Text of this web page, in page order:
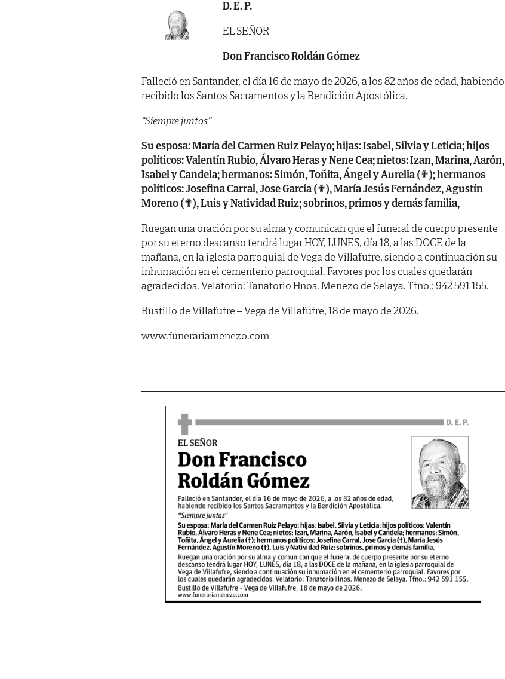
D. E. P.
EL SEÑOR
Don Francisco Roldán Gómez
Falleció en Santander, el día 16 de mayo de 2026, a los 82 años de edad, habiendo
recibido los Santos Sacramentos y la Bendición Apostólica.
“Siempre juntos”
Su esposa: María del Carmen Ruiz Pelayo; hijas: Isabel, Silvia y Leticia; hijos
políticos: Valentín Rubio, Álvaro Heras y Nene Cea; nietos: Izan, Marina, Aarón,
Isabel y Candela; hermanos: Simón, Toñita, Ángel y Aurelia (✟); hermanos
políticos: Josefina Carral, Jose García (✟), María Jesús Fernández, Agustín
Moreno (✟), Luis y Natividad Ruiz; sobrinos, primos y demás familia,
Ruegan una oración por su alma y comunican que el funeral de cuerpo presente
por su eterno descanso tendrá lugar HOY, LUNES, día 18, a las DOCE de la
mañana, en la iglesia parroquial de Vega de Villafufre, siendo a continuación su
inhumación en el cementerio parroquial. Favores por los cuales quedarán
agradecidos. Velatorio: Tanatorio Hnos. Menezo de Selaya. Tfno.: 942 591 155.
Bustillo de Villafufre – Vega de Villafufre, 18 de mayo de 2026.
www.funerariamenezo.com